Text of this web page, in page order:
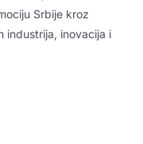
međuresorno
Srbije kroz
inovacija i